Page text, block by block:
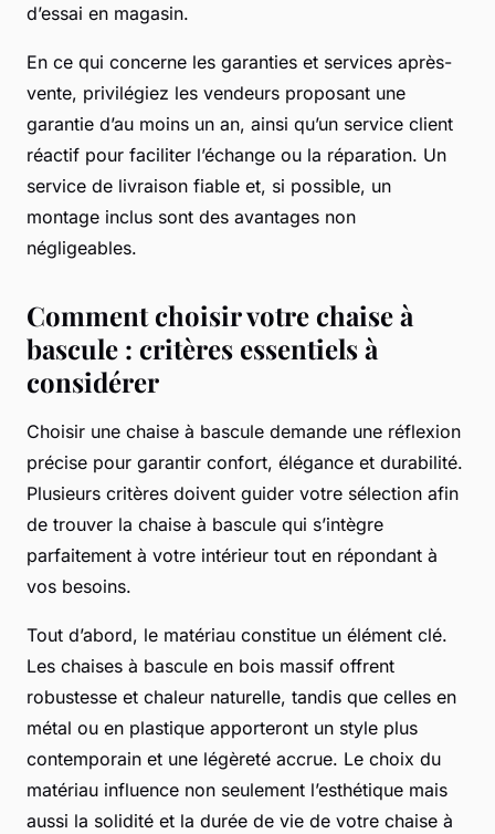
d’essai en magasin.
En ce qui concerne les garanties et services après-
vente, privilégiez les vendeurs proposant une
garantie d’au moins un an, ainsi qu’un service client
réactif pour faciliter l’échange ou la réparation. Un
service de livraison fiable et, si possible, un
montage inclus sont des avantages non
négligeables.
Comment choisir votre chaise à
bascule : critères essentiels à
considérer
Choisir une chaise à bascule demande une réflexion
précise pour garantir confort, élégance et durabilité.
Plusieurs critères doivent guider votre sélection afin
de trouver la chaise à bascule qui s’intègre
parfaitement à votre intérieur tout en répondant à
vos besoins.
Tout d’abord, le matériau constitue un élément clé.
Les chaises à bascule en bois massif offrent
robustesse et chaleur naturelle, tandis que celles en
métal ou en plastique apporteront un style plus
contemporain et une légèreté accrue. Le choix du
matériau influence non seulement l’esthétique mais
aussi la solidité et la durée de vie de votre chaise à